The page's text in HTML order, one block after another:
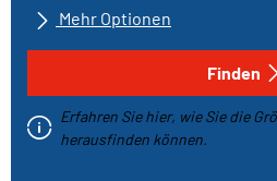
Mehr Optionen
Alle Marken
Fahrzeugtyp
Finden
Erfahren Sie hier, wie Sie die
herausfinden können.